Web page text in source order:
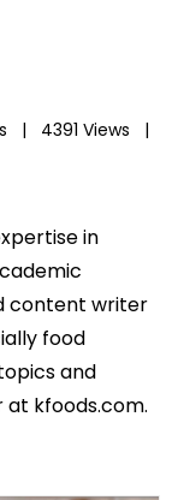
|
4391 Views |
in
content writer
food
and
kfoods.com.